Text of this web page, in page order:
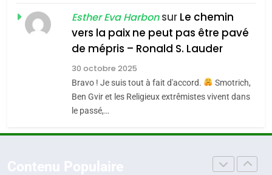
Accords d’Isaac:
l’alliance pourrait
s’étendre à 13 pays
d’Amérique latine
ISRAÉL JUDAISME
2025, l’année la plus
meurtrière selon le
FIÈRE, DIGNE ET RÉSILIENTE :
Esther Eva Harbonsur Le chemin
vers la paix ne peut pas être pavé
de mépris – Ronald S. Lauder
30 octobre 2025
Bravo ! Je suis tout à fait d'accord.
Smotrich,
Ben Gvir et les Religieux extrêmistes vivent dans
le passé,…
JUDAISME
Maroc : Les amandes de
Tafraout, le miel de Tadla
Azilal consacrés produits
du terroir
DAFINA MAROC
Oeil ravageur – Vanessa De